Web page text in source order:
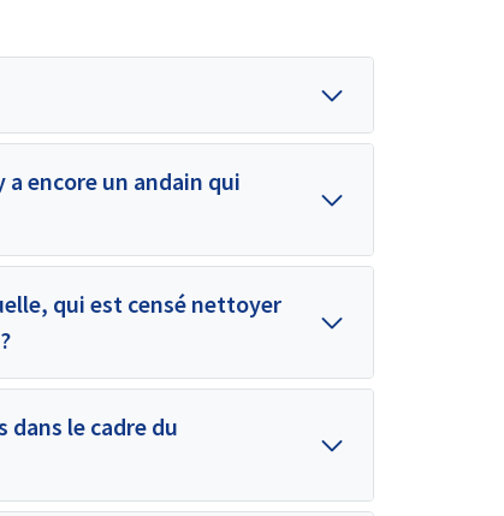
encore un andain qui
qui est censé nettoyer
dans le cadre du